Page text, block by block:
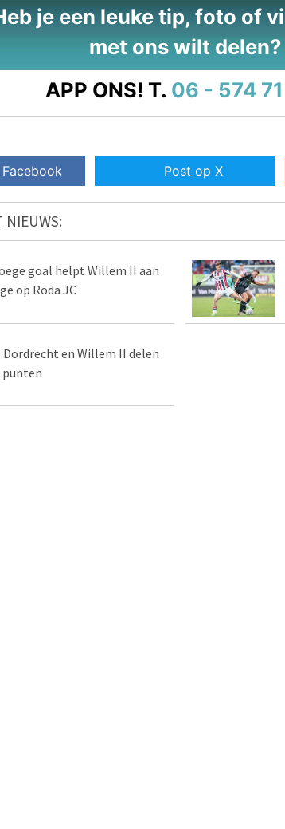
je een leuke tip, foto of
met ons wilt delen?
APP ONS! T. 06 - 574
Post op X
NIEUWS:
goal helpt Willem II aan
op Roda JC
Dordrecht en Willem II delen
punten